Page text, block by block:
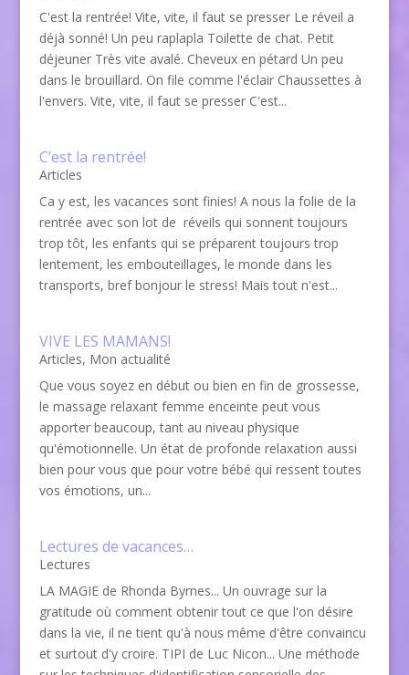
C'est la rentrée! Vite, vite, il faut se presser Le réveil a
déjà sonné! Un peu raplapla Toilette de chat. Petit
déjeuner Très vite avalé. Cheveux en pétard Un peu
dans le brouillard. On file comme l'éclair Chaussettes à
l'envers. Vite, vite, il faut se presser C'est...
C’est la rentrée!
Articles
Ca y est, les vacances sont finies! A nous la folie de la
rentrée avec son lot de réveils qui sonnent toujours
trop tôt, les enfants qui se préparent toujours trop
lentement, les embouteillages, le monde dans les
transports, bref bonjour le stress! Mais tout n'est...
VIVE LES MAMANS!
Articles, Mon actualité
Que vous soyez en début ou bien en fin de grossesse,
le massage relaxant femme enceinte peut vous
apporter beaucoup, tant au niveau physique
qu'émotionnelle. Un état de profonde relaxation aussi
bien pour vous que pour votre bébé qui ressent toutes
vos émotions, un...
Lectures de vacances…
Lectures
LA MAGIE de Rhonda Byrnes... Un ouvrage sur la
gratitude où comment obtenir tout ce que l'on désire
dans la vie, il ne tient qu'à nous même d'être convaincu
et surtout d'y croire. TIPI de Luc Nicon... Une méthode